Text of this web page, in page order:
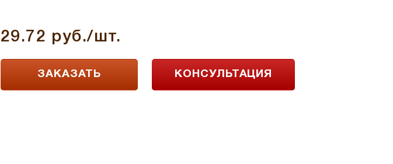
29.72 руб./шт.
ЗАКАЗАТЬ КОНСУЛЬТАЦИЯ